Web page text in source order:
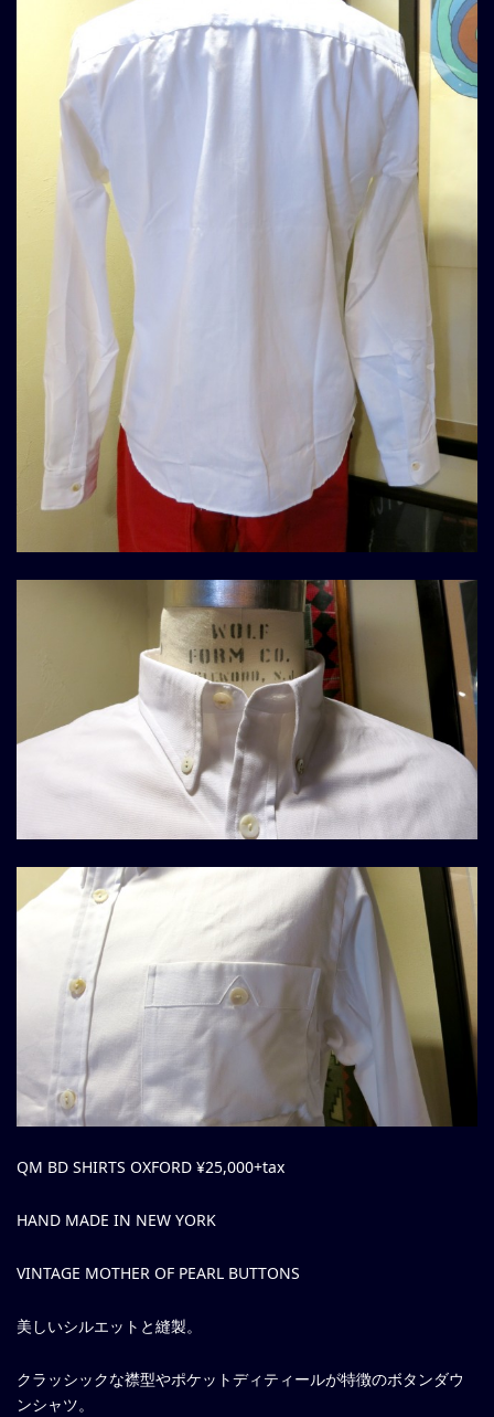
QM BD SHIRTS OXFORD ¥25,000+tax
HAND MADE IN NEW YORK
VINTAGE MOTHER OF PEARL BUTTONS
美しいシルエットと縫製。
クラッシックな襟型やポケットディティールが特徴のボタンダウ
ンシャツ。